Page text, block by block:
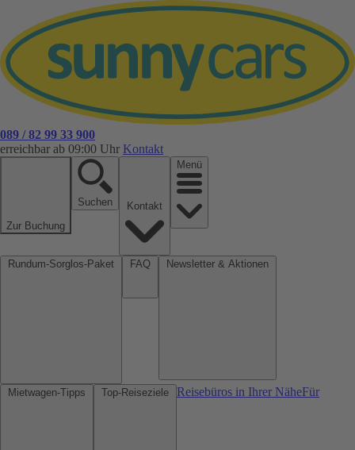
089 / 82 99 33 900
erreichbar ab 09:00 Uhr Kontakt
Zur Buchung
Suchen
Menü
Reisebüros in Ihrer NäheFür